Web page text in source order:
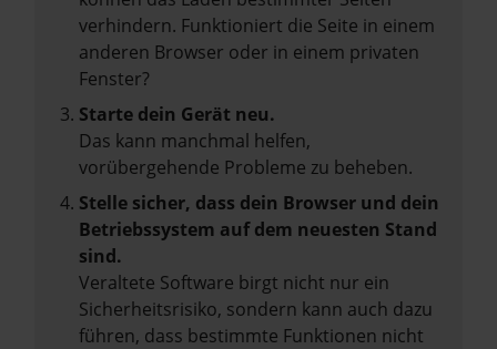
verhindern. Funktioniert die Seite in einem
anderen Browser oder in einem privaten
Fenster?
Starte dein Gerät neu.
Das kann manchmal helfen,
vorübergehende Probleme zu beheben.
Stelle sicher, dass dein Browser und dein
Betriebssystem auf dem neuesten Stand
sind.
Veraltete Software birgt nicht nur ein
Sicherheitsrisiko, sondern kann auch dazu
führen, dass bestimmte Funktionen nicht